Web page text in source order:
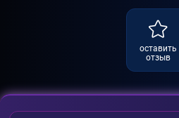
оставить
отзыв